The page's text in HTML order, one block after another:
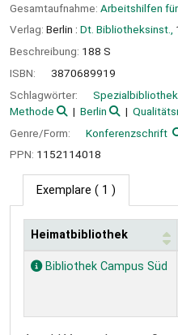
Gesamtaufnahme: Arbeitshilfen
Verlag: Berlin : Dt. Bibliotheksinst.,
Beschreibung: 188 S
ISBN:
3870689919
Schlagwörter:
Spezialbibliothek
Methode
Berlin
Genre/Form:
Konferenzschrift
PPN: 1152114018
Exemplare ( 1 )
Exemplare
Heimatbibliothek
Bibliothek Campus Süd